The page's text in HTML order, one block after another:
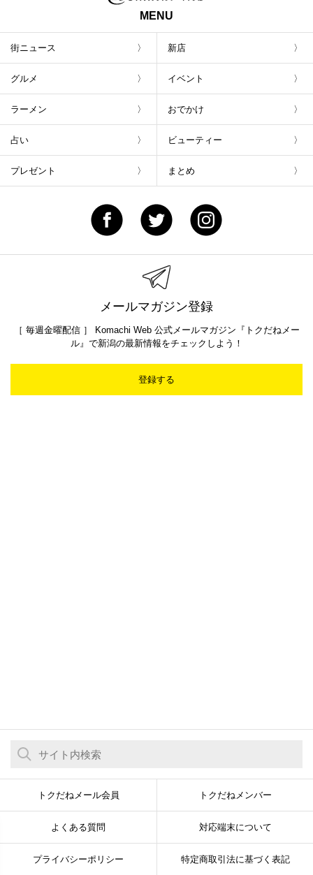
MENU
街ニュース 新店
グルメ イベント
ラーメン おでかけ
占い ビューティー
プレゼント まとめ
メールマガジン登録
［ 毎週金曜配信 ］ Komachi Web 公式メールマガジン『トクだねメー
ル』で新潟の最新情報をチェックしよう！
登録する
トクだねメール会員 トクだねメンバー
よくある質問 対応端末について
プライバシーポリシー 特定商取引法に基づく表記